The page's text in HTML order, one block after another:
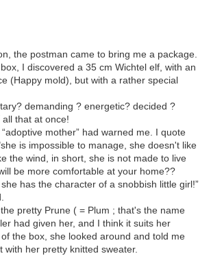
the postman came to bring me a package.
I discovered a 35 cm Wichtel elf, with an
(Happy mold), but with a rather special
demanding ? energetic? decided ?
all that at once!
mother” had warned me. I quote
is impossible to manage, she doesn't like
the wind, in short, she is not made to live
be more comfortable at your home??
has the character of a snobbish little girl!”
pretty Prune ( = Plum ; that's the name
had given her, and I think it suits her
the box, she looked around and told me
with her pretty knitted sweater.